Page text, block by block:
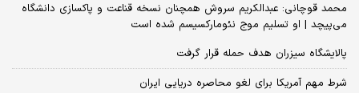
محمد قوچانی: عبدالکریم سروش همچنان نسخه قناعت و پاکسازی دانشگاه
می‌پیچد | او تسلیم موج نئومارکسیسم شده است
پالایشگاه سیزران هدف حمله قرار گرفت
شرط مهم آمریکا برای لغو محاصره دریایی ایران